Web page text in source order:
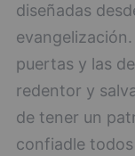
diseñadas
puertas y las
redentor y
de tener un
confiadle